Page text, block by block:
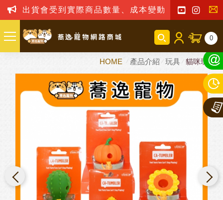
出貨會受到實際商品數量、成本變動之影響，我
聯
我
們
0
HOME 產品介紹 玩具 貓咪玩具